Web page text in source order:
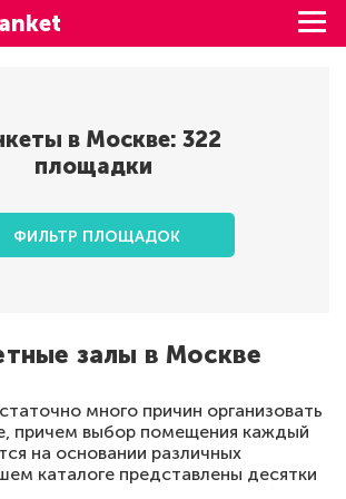
в Москве: 322
площадки
ФИЛЬТР ПЛОЩАДОК
залы в Москве
много причин организовать
причем выбор помещения каждый
на основании различных
каталоге представлены десятки